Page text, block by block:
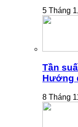
5 Tháng
Tần
Hướng
8 Tháng